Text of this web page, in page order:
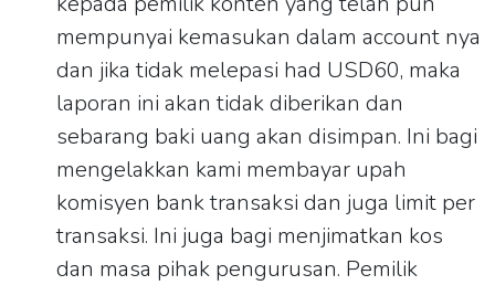
mempunyai kemasukan dalam account nya
dan jika tidak melepasi had USD60, maka
laporan ini akan tidak diberikan dan
sebarang baki uang akan disimpan. Ini bagi
mengelakkan kami membayar upah
komisyen bank transaksi dan juga limit per
transaksi. Ini juga bagi menjimatkan kos
dan masa pihak pengurusan. Pemilik